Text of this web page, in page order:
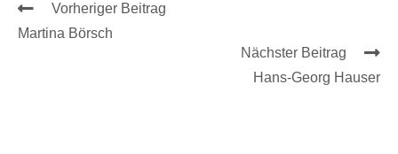
Vorheriger Beitrag
Martina Börsch
Nächster Beitrag
Hans-Georg Hauser